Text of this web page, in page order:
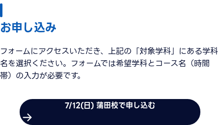
お申し込み
フォームにアクセスいただき、上記の「対象学科」にある学科
名を選択ください。フォームでは希望学科とコース名（時間
帯）の入力が必要です。
7/12(日) 蒲田校で申し込む